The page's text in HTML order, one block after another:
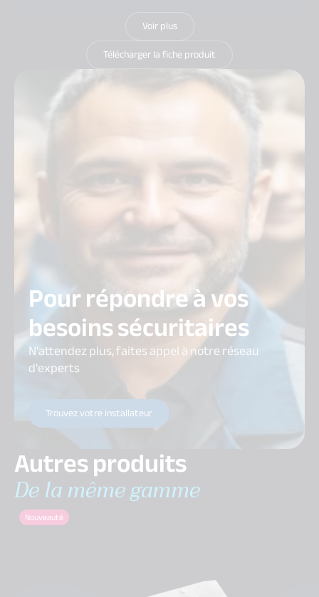
Voir plus
Télécharger la fiche produit
Pour répondre à vos
besoins sécuritaires
N'attendez plus, faites appel à notre réseau
d'experts
Trouvez votre installateur
Autres produits
De la même gamme
Nouveauté